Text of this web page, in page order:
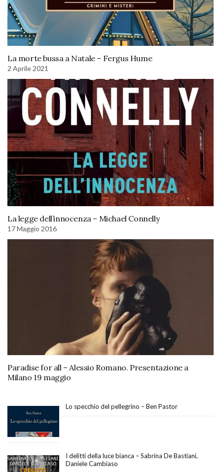
La morte bussa a Natale – Fergus Hume
2 Aprile 2021
La legge dell’innocenza – Michael Connelly
17 Maggio 2016
Paradise for all – Alessio Romano. Presentazione a
Milano 19 maggio
Lo specchio del pellegrino – Ben Pastor
I delitti della luce bianca – Sabrina De Bastiani,
Daniele Cambiaso